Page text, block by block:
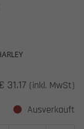
€ 31.17 (inkl. MwSt)
Ausverkauft